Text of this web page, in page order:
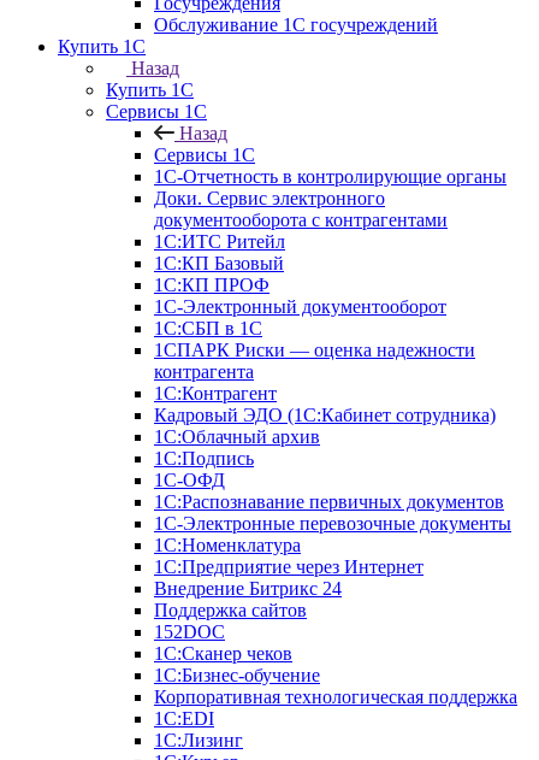
Обслуживание 1С госучреждений
Купить 1С
Назад
Купить 1С
Сервисы 1С
Назад
Сервисы 1С
1С-Отчетность в контролирующие органы
Доки. Сервис электронного
документооборота с контрагентами
1С:ИТС Ритейл
1С:КП Базовый
1С:КП ПРОФ
1С-Электронный документооборот
1С:СБП в 1С
1СПАРК Риски — оценка надежности
контрагента
1С:Контрагент
Кадровый ЭДО (1С:Кабинет сотрудника)
1С:Облачный архив
1С:Подпись
1С-ОФД
1С:Распознавание первичных документов
1С-Электронные перевозочные документы
1С:Номенклатура
1С:Предприятие через Интернет
Внедрение Битрикс 24
Поддержка сайтов
152DOC
1С:Сканер чеков
1С:Бизнес-обучение
Корпоративная технологическая поддержка
1С:ЕDI
1С:Лизинг